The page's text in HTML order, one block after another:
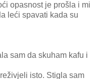
opasnost je prošla i mi
leći spavati kada su
sam da skuham kafu i
isto. Stigla sam